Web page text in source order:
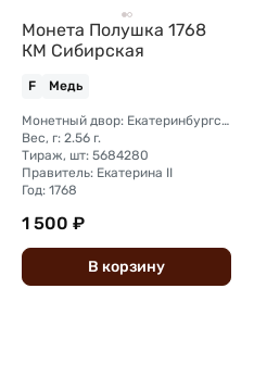
Монета Полушка 1768
КМ Сибирская
F Медь
Монетный двор: Екатеринбургский монетный двор
Вес, г: 2.56 г.
Тираж, шт: 5684280
Правитель: Екатерина II
Год: 1768
1 500 ₽
В корзину